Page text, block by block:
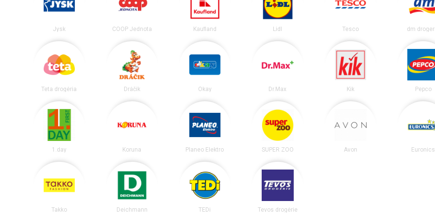
Jysk COOP Jednota Kaufland Lidl Tesco dm
Teta drogéria Dráčik Okay Dr.Max Kik Pepco
1.day Koruna Planeo Elektro SUPER ZOO Avon Euronics
Takko Deichmann TEDi Tevos drogérie